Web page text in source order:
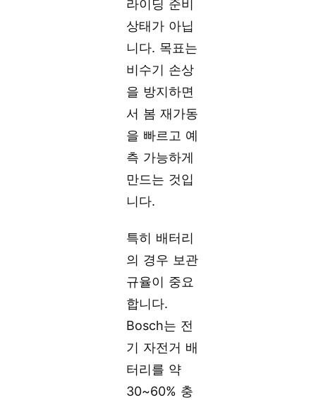
라이딩 준비
상태가 아닙
니다. 목표는
비수기 손상
을 방지하면
서 봄 재가동
을 빠르고 예
측 가능하게
만드는 것입
니다.
특히 배터리
의 경우 보관
규율이 중요
합니다.
Bosch는 전
기 자전거 배
터리를 약
30~60% 충